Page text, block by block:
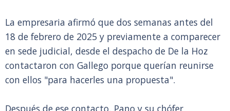
La empresaria afirmó que dos semanas antes del
18 de febrero de 2025 y previamente a comparecer
en sede judicial, desde el despacho de De la Hoz
contactaron con Gallego porque querían reunirse
con ellos "para hacerles una propuesta".
Después de ese contacto, Pano y su chófer